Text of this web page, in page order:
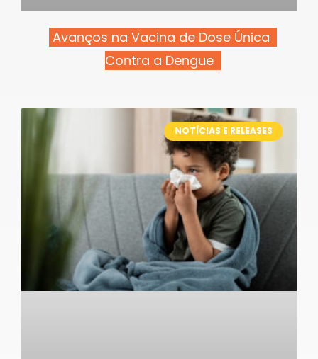
Avanços na Vacina de Dose Única
Contra a Dengue
NOTÍCIAS E RELEASES